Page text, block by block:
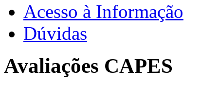
Acesso à Informação
Dúvidas
Avaliações CAPES